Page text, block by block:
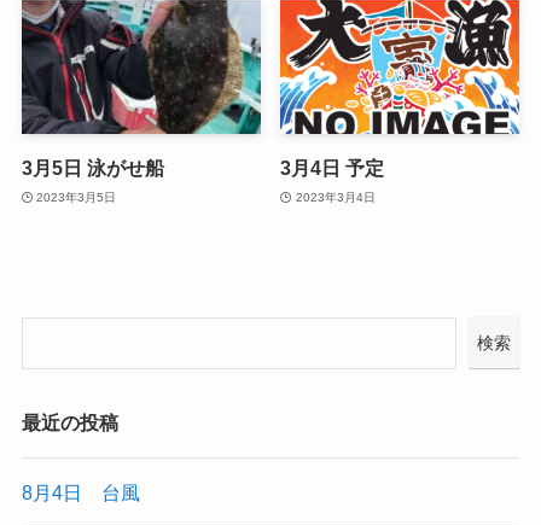
3月5日 泳がせ船
2023年3月5日
3月4日 予定
2023年3月4日
検索
最近の投稿
8月4日 台風